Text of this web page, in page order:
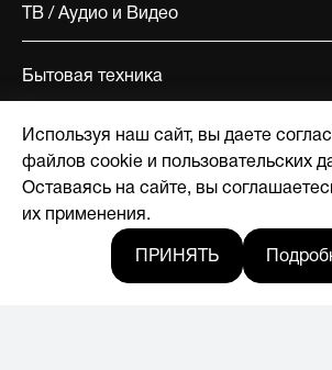
ТВ / Аудио и Видео
Бытовая техника
Поддержка
Используя наш сайт, вы даете
файлов cookie и пользовательских
Оставаясь на сайте, вы
их применения.
ПРИНЯТЬ